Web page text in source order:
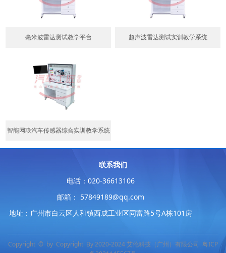
毫米波雷达测试教学平台 超声波雷达测试实训教学系统
智能网联汽车传感器综合实训教学系统
联系我们
电话：020-36613106
邮箱： 57849189@qq.com
地址：广州市白云区人和镇西成工业区同富路5号A栋101房
Copyright © by Copyright By 2020-2024 艾伦科技（广州）有限公司 粤ICP